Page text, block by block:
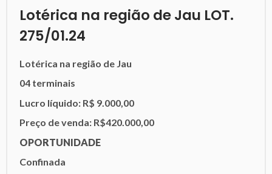
Lotérica na região de Jau LOT.
275/01.24
Lotérica na região de Jau
04 terminais
Lucro líquido: R$ 9.000,00
Preço de venda: R$420.000,00
OPORTUNIDADE
Confinada